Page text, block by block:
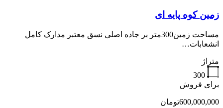
زمین کوه پایه ای
مساحت زمین300متر بر جاده اصلی نسق معتبر مدارک کامل
انشعابات…
متراژ
300
برای فروش
600,000,000تومان